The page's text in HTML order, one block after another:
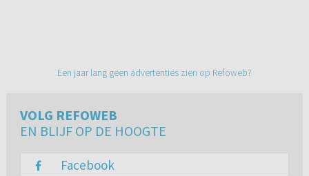
Een jaar lang geen advertenties zien op Refoweb?
VOLG REFOWEB
EN BLIJF OP DE HOOGTE
Facebook